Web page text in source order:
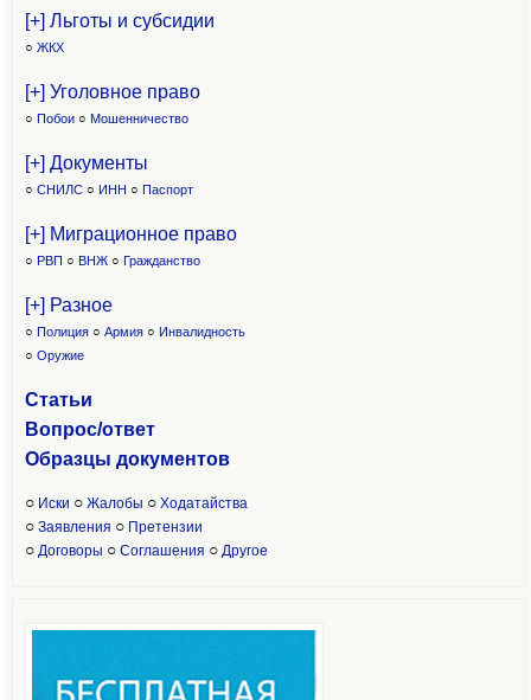
[+] Льготы и субсидии
○ ЖКХ
[+] Уголовное право
○ Побои ○ Мошенничество
[+] Документы
○ СНИЛС ○ ИНН ○ Паспорт
[+] Миграционное право
○ РВП ○ ВНЖ ○ Гражданство
[+] Разное
○ Полиция ○ Армия ○ Инвалидность
○ Оружие
Статьи
Вопрос/ответ
Образцы документов
○ Иски ○ Жалобы ○ Ходатайства
○ Заявления ○ Претензии
○ Договоры ○ Соглашения ○ Другое